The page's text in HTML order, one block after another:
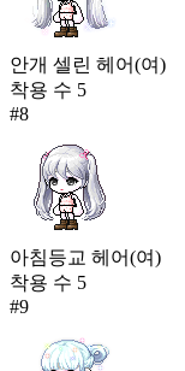
안개 셀린 헤어(여)
착용 수 5
#8
아침등교 헤어(여)
착용 수 5
#9